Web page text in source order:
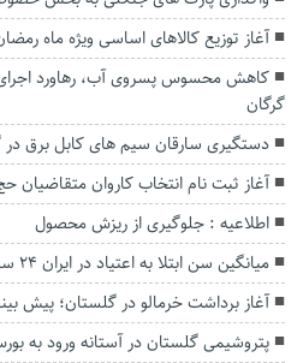
آغاز توزیع کالا‌های اساسی ویژه ماه
کاهش محسوس پسروی آب، رهاورد اجرای
گرگان
دستگیری سارقان سيم های كابل برق
آغاز ثبت نام انتخاب کاروان متقاضیان حج ۱۴۰۱ از یکشنبه ۱۸
اطلاعیه : جلوگیری از ریزش محصول
میانگین سن ابتلا به اعتیاد در ایران ۲۴ سال است.
آغاز برداشت خرمالو در گلستان؛ پیش بینی برداشت ۹
پتروشیمی گلستان در آستانه ورود به